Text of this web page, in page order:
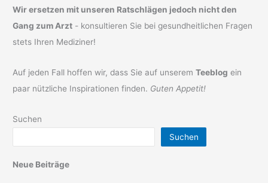
Wir ersetzen mit unseren Ratschlägen jedoch nicht den
Gang zum Arzt - konsultieren Sie bei gesundheitlichen Fragen
stets Ihren Mediziner!
Auf jeden Fall hoffen wir, dass Sie auf unseremTeeblog ein
paar nützliche Inspirationen finden. Guten Appetit!
Suchen
Suchen
Neue Beiträge